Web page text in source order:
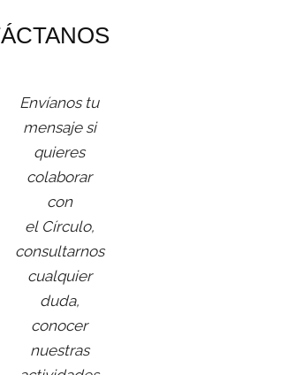
Envíanos tu
mensaje si
quieres
colaborar
con
el Círculo,
consultarnos
cualquier
duda,
conocer
nuestras